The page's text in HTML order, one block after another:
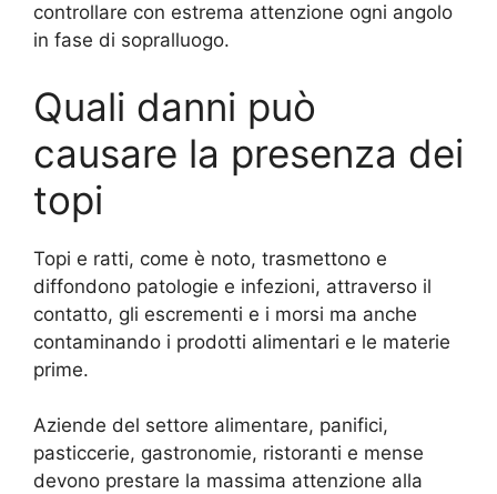
controllare con estrema attenzione ogni angolo
in fase di sopralluogo.
Quali danni può
causare la presenza dei
topi
Topi e ratti, come è noto, trasmettono e
diffondono patologie e infezioni, attraverso il
contatto, gli escrementi e i morsi ma anche
contaminando i prodotti alimentari e le materie
prime.
Aziende del settore alimentare, panifici,
pasticcerie, gastronomie, ristoranti e mense
devono prestare la massima attenzione alla